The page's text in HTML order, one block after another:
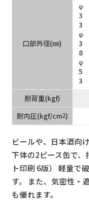
口部外径(㎜)
φ
3
3
φ
3
8
φ
5
3
耐荷重(kgf)
耐内圧(kgf/cm2)
ビールや、日本酒向
下体の2ピース缶で
ト印刷 6版） 軽量で
す。 また、気密性・
も優れます。